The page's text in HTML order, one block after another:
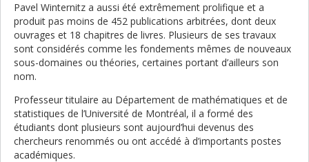
Pavel Winternitz a aussi été extrêmement prolifique et a
produit pas moins de 452 publications arbitrées, dont deux
ouvrages et 18 chapitres de livres. Plusieurs de ses travaux
sont considérés comme les fondements mêmes de nouveaux
sous-domaines ou théories, certaines portant d’ailleurs son
nom.
Professeur titulaire au Département de mathématiques et de
statistiques de l’Université de Montréal, il a formé des
étudiants dont plusieurs sont aujourd’hui devenus des
chercheurs renommés ou ont accédé à d’importants postes
académiques.